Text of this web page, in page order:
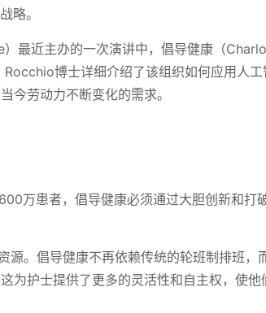
略。
最近主办的一次演讲中，倡导健康（
博士详细介绍了该组织如何应用人工
今劳动力不断变化的需求。
万患者，倡导健康必须通过大胆创新和打
源。倡导健康不再依赖传统的轮班制排班，
为护士提供了更多的灵活性和自主权，使他